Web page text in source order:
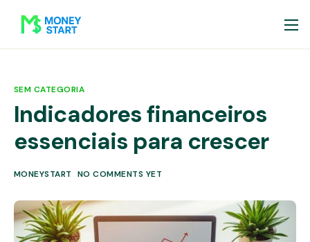
SEM CATEGORIA
Indicadores financeiros
essenciais para crescer
MONEYSTART NO COMMENTS YET